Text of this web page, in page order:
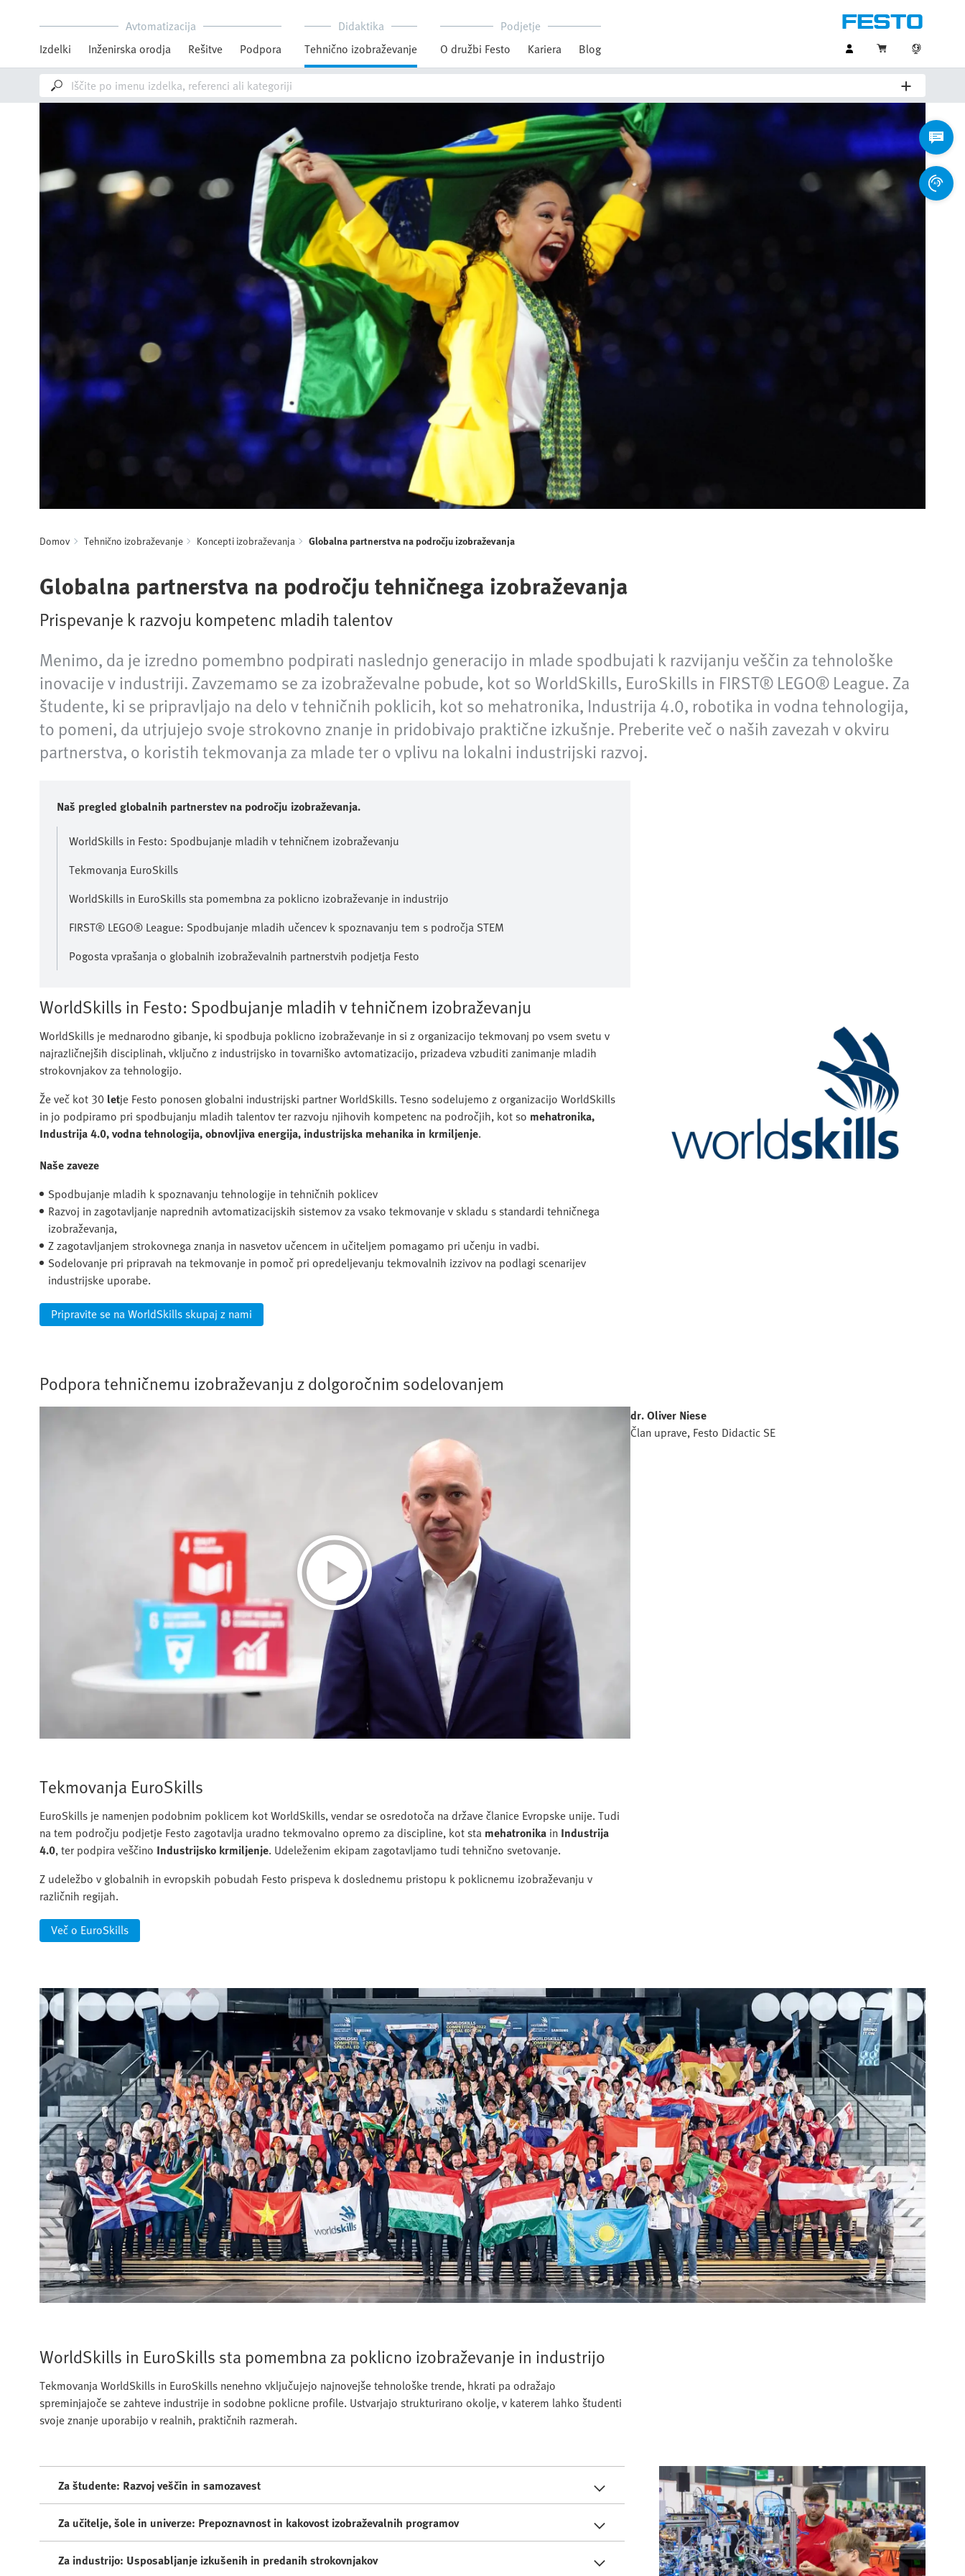
Avtomatizacija
Izdelki
Inženirska orodja Rešitve Podpora
Didaktika
Tehnično izobraževanje
Podjetje
O družbi Festo
Kariera Blog
Domov Tehnično izobraževanje Koncepti izobraževanja Globalna partnerstva na področju izobraževanja
Globalna partnerstva na področju tehničnega izobraževanja
Prispevanje k razvoju kompetenc mladih talentov
Menimo, da je izredno pomembno podpirati naslednjo generacijo in mlade spodbujati k razvijanju veščin za tehnološke
inovacije v industriji. Zavzemamo se za izobraževalne pobude, kot so WorldSkills, EuroSkills in FIRST® LEGO® League. Za
študente, ki se pripravljajo na delo v tehničnih poklicih, kot so mehatronika, Industrija 4.0, robotika in vodna tehnologija,
to pomeni, da utrjujejo svoje strokovno znanje in pridobivajo praktične izkušnje. Preberite več o naših zavezah v okviru
partnerstva, o koristih tekmovanja za mlade ter o vplivu na lokalni industrijski razvoj.
Naš pregled globalnih partnerstev na področju izobraževanja.
WorldSkills in Festo: Spodbujanje mladih v tehničnem izobraževanju
Tekmovanja EuroSkills
WorldSkills in EuroSkills sta pomembna za poklicno izobraževanje in industrijo
FIRST® LEGO® League: Spodbujanje mladih učencev k spoznavanju tem s področja STEM
Pogosta vprašanja o globalnih izobraževalnih partnerstvih podjetja Festo
WorldSkills in Festo: Spodbujanje mladih v tehničnem izobraževanju
WorldSkills je mednarodno gibanje, ki spodbuja poklicno izobraževanje in si z organizacijo tekmovanj po vsem svetu v
najrazličnejših disciplinah, vključno z industrijsko in tovarniško avtomatizacijo, prizadeva vzbuditi zanimanje mladih
strokovnjakov za tehnologijo.
Že več kot 30 letje Festo ponosen globalni industrijski partner WorldSkills. Tesno sodelujemo z organizacijo WorldSkills
in jo podpiramo pri spodbujanju mladih talentov ter razvoju njihovih kompetenc na področjih, kot so mehatronika,
Industrija 4.0, vodna tehnologija, obnovljiva energija, industrijska mehanika in krmiljenje.
Naše zaveze
Spodbujanje mladih k spoznavanju tehnologije in tehničnih poklicev
Razvoj in zagotavljanje naprednih avtomatizacijskih sistemov za vsako tekmovanje v skladu s standardi tehničnega
izobraževanja,
Z zagotavljanjem strokovnega znanja in nasvetov učencem in učiteljem pomagamo pri učenju in vadbi.
Sodelovanje pri pripravah na tekmovanje in pomoč pri opredeljevanju tekmovalnih izzivov na podlagi scenarijev
industrijske uporabe.
Pripravite se na WorldSkills skupaj z nami
Podpora tehničnemu izobraževanju z dolgoročnim sodelovanjem
dr. Oliver Niese
Član uprave, Festo Didactic SE
Tekmovanja EuroSkills
EuroSkills je namenjen podobnim poklicem kot WorldSkills, vendar se osredotoča na države članice Evropske unije. Tudi
na tem področju podjetje Festo zagotavlja uradno tekmovalno opremo za discipline, kot sta mehatronika in Industrija
4.0, ter podpira veščino Industrijsko krmiljenje. Udeleženim ekipam zagotavljamo tudi tehnično svetovanje.
Z udeležbo v globalnih in evropskih pobudah Festo prispeva k doslednemu pristopu k poklicnemu izobraževanju v
različnih regijah.
Več o EuroSkills
WorldSkills in EuroSkills sta pomembna za poklicno izobraževanje in industrijo
Tekmovanja WorldSkills in EuroSkills nenehno vključujejo najnovejše tehnološke trende, hkrati pa odražajo
spreminjajoče se zahteve industrije in sodobne poklicne profile. Ustvarjajo strukturirano okolje, v katerem lahko študenti
svoje znanje uporabijo v realnih, praktičnih razmerah.
Za študente: Razvoj veščin in samozavest
Za učitelje, šole in univerze: Prepoznavnost in kakovost izobraževalnih programov
Za industrijo: Usposabljanje izkušenih in predanih strokovnjakov